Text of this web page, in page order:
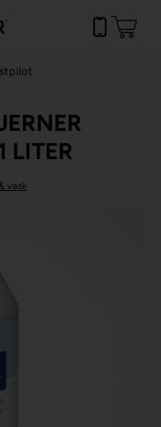
LITER
vask